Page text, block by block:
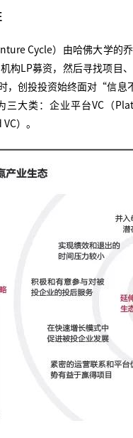
Cycle）由哈佛大学的
构LP募资，然后寻找项目
，创投投资始终面对“信
三大类：企业平台VC（
）。